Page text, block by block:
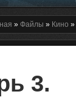
» Файлы » Кино »
3.